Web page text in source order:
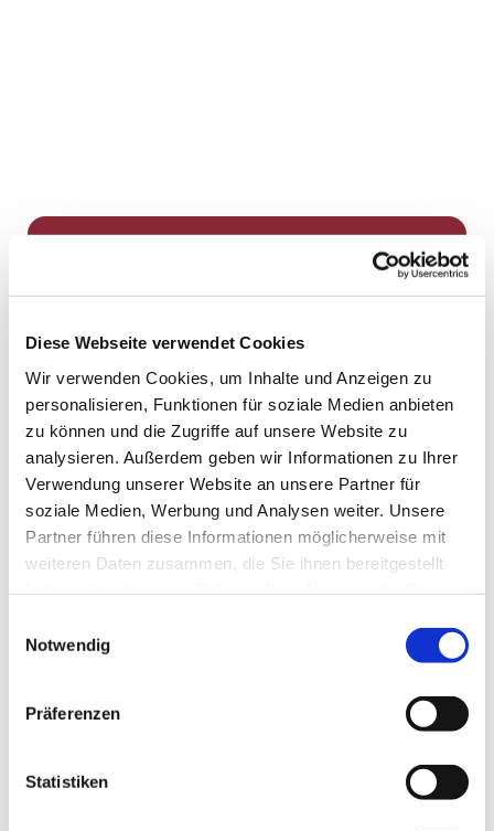
Diese Webseite verwendet Cookies
Wir verwenden Cookies, um Inhalte und Anzeigen zu
personalisieren, Funktionen für soziale Medien anbieten
zu können und die Zugriffe auf unsere Website zu
analysieren. Außerdem geben wir Informationen zu Ihrer
Verwendung unserer Website an unsere Partner für
soziale Medien, Werbung und Analysen weiter. Unsere
Partner führen diese Informationen möglicherweise mit
weiteren Daten zusammen, die Sie ihnen bereitgestellt
Notwendig
Präferenzen
Statistiken
Dies könnte Sie auch